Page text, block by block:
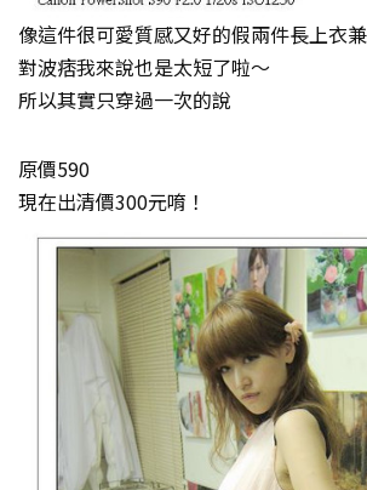
像這件很可愛質感又好的假兩件長上衣
對波痞我來說也是太短了啦～
所以其實只穿過一次的說
原價590
現在出清價300元唷！